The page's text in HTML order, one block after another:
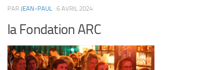
PAR JEAN-PAUL · 6 AVRIL 2024
la Fondation ARC